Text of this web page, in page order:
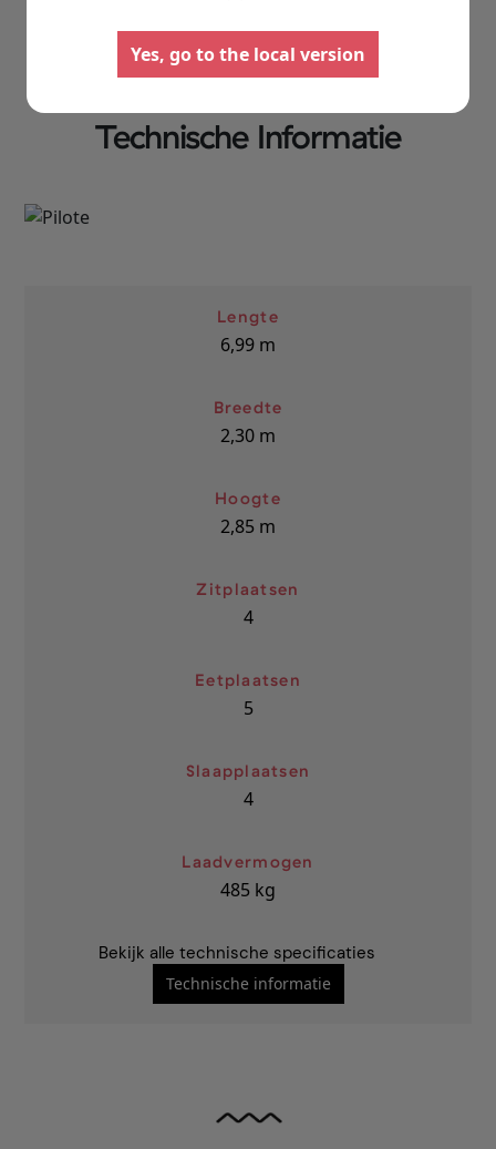
Technische Informatie
Lengte
6,99 m
Breedte
2,30 m
Hoogte
2,85 m
Zitplaatsen
4
Eetplaatsen
5
Slaapplaatsen
4
Laadvermogen
485 kg
Bekijk alle technische specificaties
Technische informatie
Yes, go to the local version